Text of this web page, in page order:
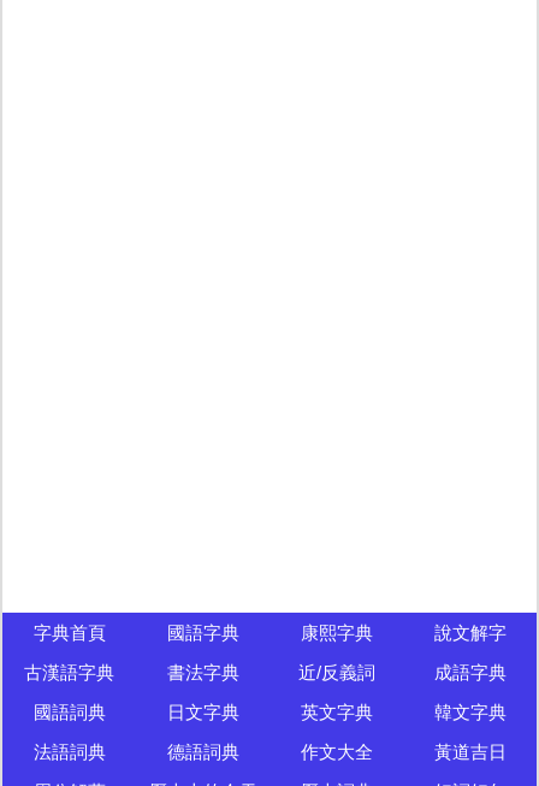
字典首頁 國語字典 康熙字典
說文解字
古漢語字典
書法字典 近/反義詞
成語字典
國語詞典
日文字典 英文字典
韓文字典
法語詞典
德語詞典 作文大全
黃道吉日